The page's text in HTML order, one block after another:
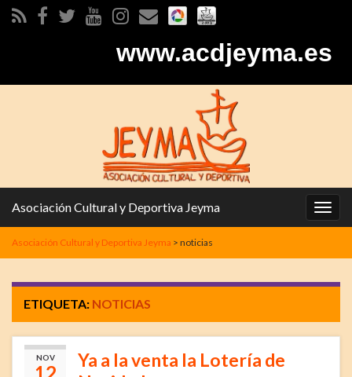
www.acdjeyma.es
la
Asociación Cultural y Deportiva Jeyma
Asociación Cultural y Deportiva Jeyma > noticias
ETIQUETA: NOTICIAS
NOV
12
Ya a la venta la Lotería de